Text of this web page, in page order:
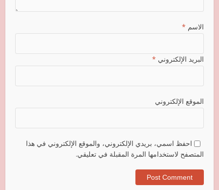
الاسم *
البريد الإلكتروني *
الموقع الإلكتروني
احفظ اسمي، بريدي الإلكتروني، والموقع الإلكتروني في هذا
المتصفح لاستخدامها المرة المقبلة في تعليقي.